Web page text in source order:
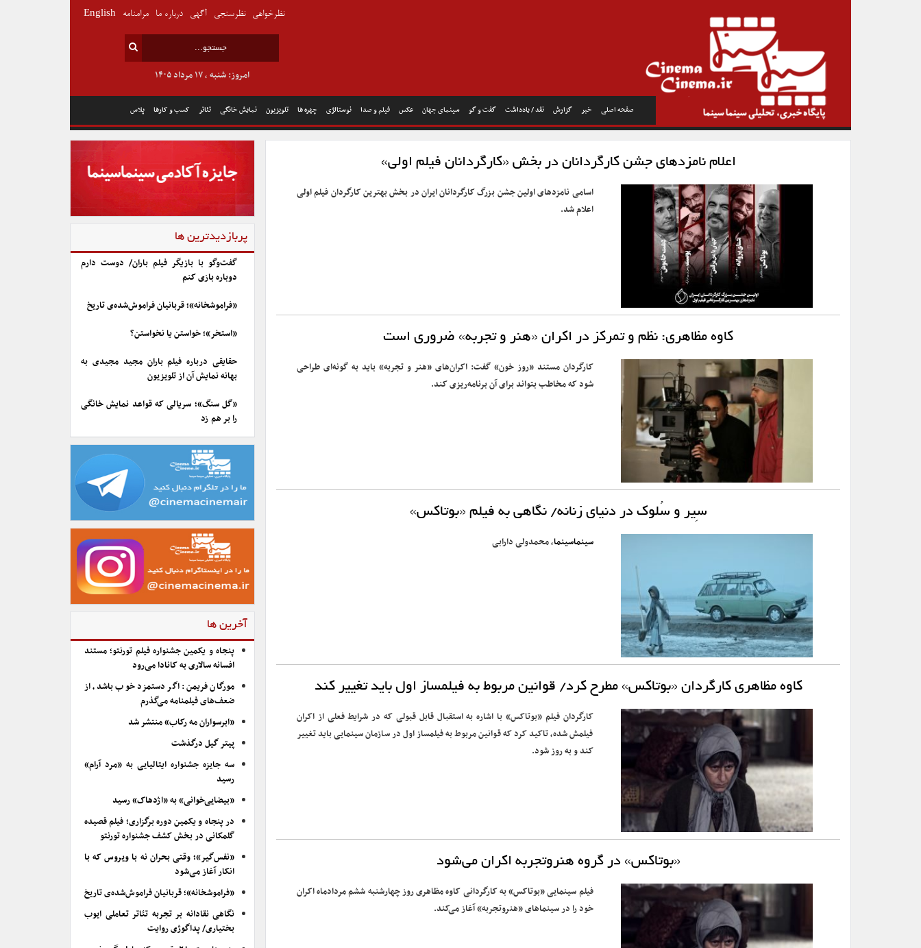
صفحه اصلی خبر گزارش نقد / یادداشت گفت و گو سینمای جهان عکس فیلم و صدا نوستالژی چهره ها تلویزیون نمایش خانگی تئاتر کسب و کارها پلاس
امروز: شنبه , ۱۷ مرداد ۱۴۰۵
نظرخواهی نظرسنجی آگهی درباره ما مرامنامه English
اعلام نامزدهای جشن کارگردانان در بخش «کارگردانان فیلم اولی»
اسامی نامزدهای اولین جشن بزرگ کارگردانان ایران در بخش بهترین کارگردان فیلم اولی
اعلام شد.
کاوه مظاهری: نظم و تمرکز در اکران «هنر و تجربه» ضروری است
کارگردان مستند «روز خون» گفت: اکران‌های «هنر و تجربه» باید به گونه‌ای طراحی
شود که مخاطب بتواند برای آن برنامه‌ریزی کند.
سِیر و سُلوک در دنیای زنانه/ نگاهی به فیلم «بوتاکس»
سینماسینما، محمدولی دارابی
کاوه مظاهری کارگردان «بوتاکس» مطرح کرد/ قوانین مربوط به فیلمساز اول باید تغییر کند
کارگردان فیلم «بوتاکس» با اشاره به استقبال قابل قبولی که در شرایط فعلی از اکران
فیلمش شده، تاکید کرد که قوانین مربوط به فیلمساز اول در سازمان سینمایی باید تغییر
کند و به‌ روز شود.
«بوتاکس» در گروه هنروتجربه اکران می‌شود
فیلم سینمایی «بوتاکس» به کارگردانی کاوه مظاهری روز چهارشنبه ششم مردادماه اکران
خود را در سینماهای «هنروتجربه» آغاز می‌کند.
پربازدیدترین ها
گفت‌وگو با بازیگر فیلم باران/ دوست دارم
دوباره بازی کنم
«فراموشخانه»؛ قربانیان فراموش‌شده‌ی تاریخ
«استخر»؛ خواستن یا نخواستن؟
حقایقی درباره فیلم باران مجید مجیدی به
بهانه نمایش آن از تلویزیون
«گل سنگ»؛ سریالی که قواعد نمایش خانگی
را بر هم زد
آخرین ها
پنجاه و یکمین جشنواره فیلم تورنتو؛ مستند
افسانه سالاری به کانادا می‌رود
مورگان فریمن: اگر دستمزد خوب باشد، از
ضعف‌های فیلمنامه می‌گذرم
«ابرسواران مه رکاب» منتشر شد
پیتر گیل درگذشت
سه جایزه جشنواره ایتالیایی به «مرد آرام»
رسید
«بیضایی‌خوانی» به «اژدهاک» رسید
در پنجاه و یکمین دوره برگزاری؛ فیلم قصیده
گلمکانی در بخش کشف جشنواره تورنتو
«نفس‌گیر»؛ وقتی بحران نه با ویروس که با
انکار آغاز می‌شود
«فراموشخانه»؛ قربانیان فراموش‌شده‌ی تاریخ
نگاهی نقادانه بر تجربه تئاتر تعاملی ایوب
بختیاری/ پداگوژی روایت